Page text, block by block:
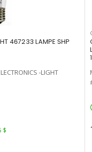
467233 LAMPE SHP
-LIGHT
$